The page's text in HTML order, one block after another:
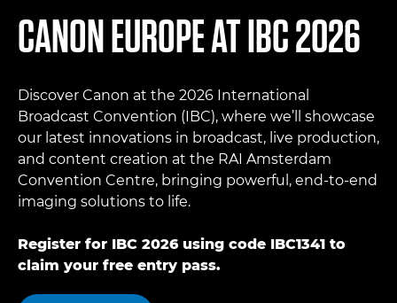
CANON EUROPE AT IBC 2026
Discover Canon at the 2026 International
Broadcast Convention (IBC), where we’ll showcase
our latest innovations in broadcast, live production,
and content creation at the RAI Amsterdam
Convention Centre, bringing powerful, end-to-end
imaging solutions to life.
Register for IBC 2026 using code IBC1341 to
claim your free entry pass.